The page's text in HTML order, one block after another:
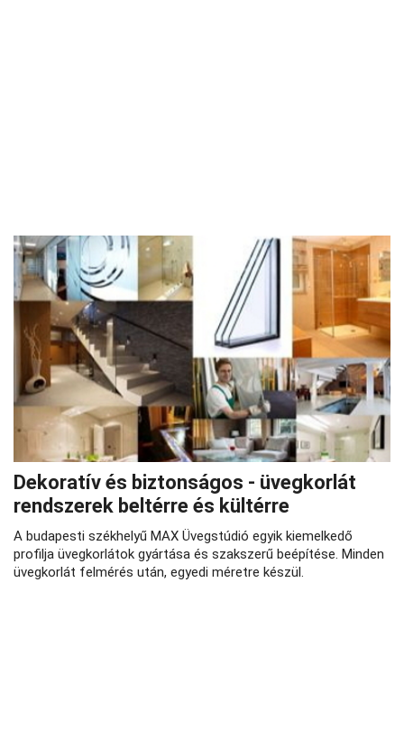
Dekoratív és biztonságos - üvegkorlát
rendszerek beltérre és kültérre
A budapesti székhelyű MAX Üvegstúdió egyik kiemelkedő
profilja üvegkorlátok gyártása és szakszerű beépítése. Minden
üvegkorlát felmérés után, egyedi méretre készül.